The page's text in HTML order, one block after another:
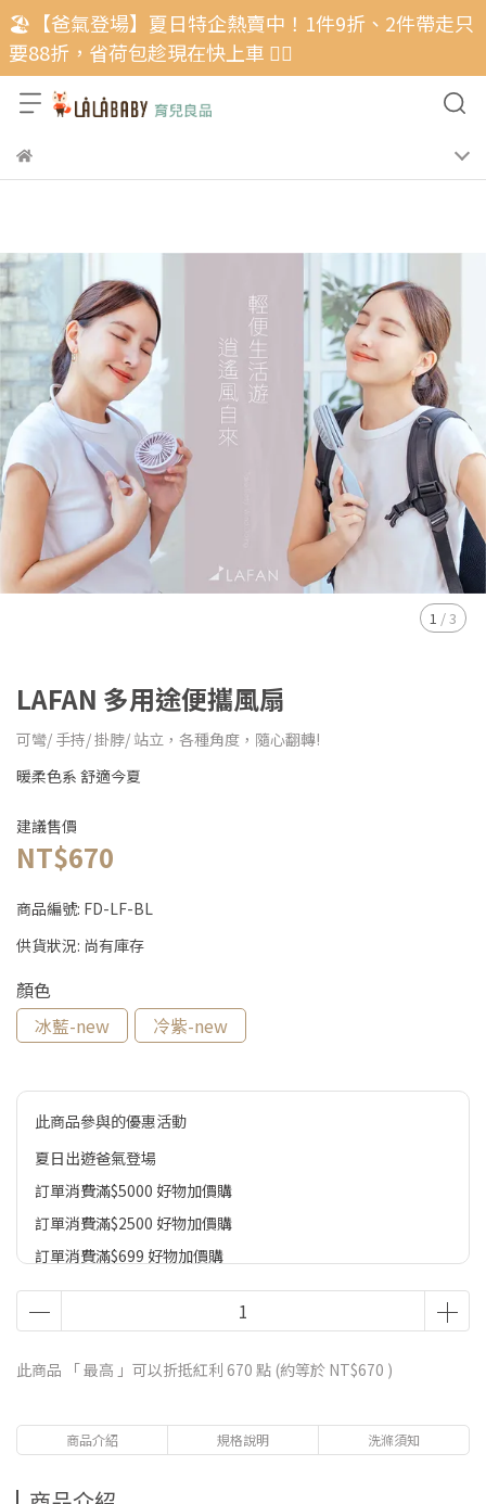
🏖️【爸氣登場】夏日特企熱賣中！1件9折、2件帶走只
要88折，省荷包趁現在快上車 🏃‍♂️
1 /3
LAFAN 多用途便攜風扇
可彎/ 手持/ 掛脖/ 站立，各種角度，隨心翻轉!
暖柔色系 舒適今夏
建議售價
NT$670
商品編號: FD-LF-BL
供貨狀況: 尚有庫存
顏色
冰藍-new
冷紫-new
此商品參與的優惠活動
夏日出遊爸氣登場
訂單消費滿$5000 好物加價購
訂單消費滿$2500 好物加價購
訂單消費滿$699 好物加價購
此商品 「 最高 」可以折抵紅利 670 點 (約等於 NT$670 )
商品介紹 規格說明 洗滌須知